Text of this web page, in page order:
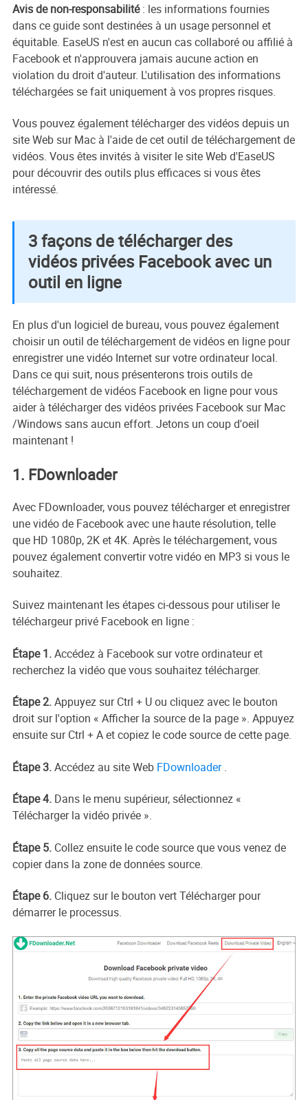
Avis de non-responsabilité: les informations fournies
dans ce guide sont destinées à un usage personnel et
équitable. EaseUS n'est en aucun cas collaboré ou affilié à
Facebook et n'approuvera jamais aucune action en
violation du droit d'auteur. L'utilisation des informations
téléchargées se fait uniquement à vos propres risques.
Vous pouvez également télécharger des vidéos depuis un
site Web sur Mac à l'aide de cet outil de téléchargement de
vidéos. Vous êtes invités à visiter le site Web d'EaseUS
pour découvrir des outils plus efficaces si vous êtes
intéressé.
3 façons de télécharger des
vidéos privées Facebook avec un
outil en ligne
En plus d'un logiciel de bureau, vous pouvez également
choisir un outil de téléchargement de vidéos en ligne pour
enregistrer une vidéo Internet sur votre ordinateur local.
Dans ce qui suit, nous présenterons trois outils de
téléchargement de vidéos Facebook en ligne pour vous
aider à télécharger des vidéos privées Facebook sur Mac
/Windows sans aucun effort. Jetons un coup d'oeil
maintenant !
1. FDownloader
Avec FDownloader, vous pouvez télécharger et enregistrer
une vidéo de Facebook avec une haute résolution, telle
que HD 1080p, 2K et 4K. Après le téléchargement, vous
pouvez également convertir votre vidéo en MP3 si vous le
souhaitez.
Suivez maintenant les étapes ci-dessous pour utiliser le
téléchargeur privé Facebook en ligne :
Étape 1.Accédez à Facebook sur votre ordinateur et
recherchez la vidéo que vous souhaitez télécharger.
Étape 2.Appuyez sur Ctrl + U ou cliquez avec le bouton
droit sur l'option « Afficher la source de la page ». Appuyez
ensuite sur Ctrl + A et copiez le code source de cette page.
Étape 3.Accédez au site Web FDownloader.
Étape 4.Dans le menu supérieur, sélectionnez «
Télécharger la vidéo privée ».
Étape 5.Collez ensuite le code source que vous venez de
copier dans la zone de données source.
Étape 6.Cliquez sur le bouton vert Télécharger pour
démarrer le processus.